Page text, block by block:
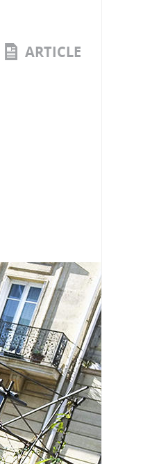
ARTICLE